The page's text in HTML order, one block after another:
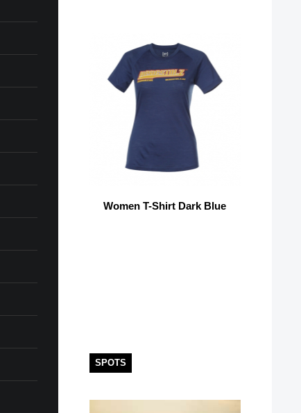
Women T-Shirt Dark Blue
SPOTS